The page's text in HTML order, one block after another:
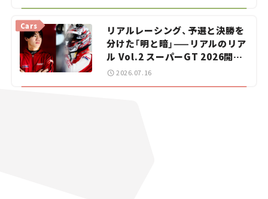
リアルレーシング、予選と決勝を
分けた「明と暗」——リアルのリア
ル Vol.2 スーパーGT 2026開幕
戦 岡山国際サーキット
Cars
2026.07.16